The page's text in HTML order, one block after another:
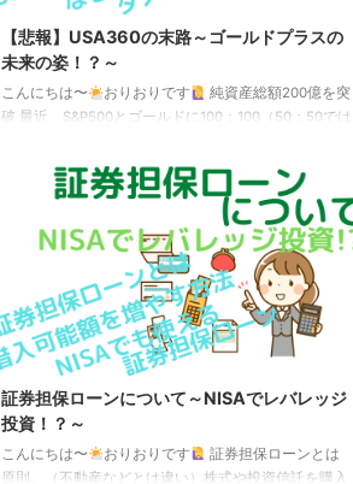
【悲報】USA360の末路～ゴールドプラスの
未来の姿！？～
こんにちは〜 おりおりです
純資産総額200億を突
破 最近、S&P500とゴールドに100：100（50：50では
のゴールドプラス（Tracers S&P500ゴールドプラ
ス）、純資産総額が1ヶ月前は100億円も無かった所、
もう200億円まで到達しました。 しかし、同じような
コンセプトで、もっと前に登場し200億円を超えたフ
ァンドがあります。 その名も、USA360（楽天・米国
レバレッジバランス・ファンド）です。 純資産総額の
推移（ ...
証券担保ローンについて～NISAでレバレッジ
投資！？～
こんにちは〜 おりおりです
証券担保ローンとは
原則、（不動産などとは違い）株式や投資信託を購入